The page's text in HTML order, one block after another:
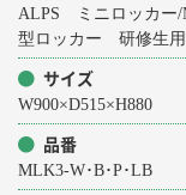
ALPS ミニロッカー
型ロッカー 研修生用
サイズ
W900×D515×H880
品番
MLK3-W･B･P･LB